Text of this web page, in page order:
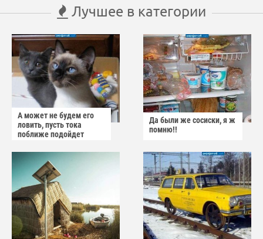
Лучшее в категории
А может не будем его
ловить, пусть тока
поближе подойдет
Да были же сосиски, я ж
помню!!